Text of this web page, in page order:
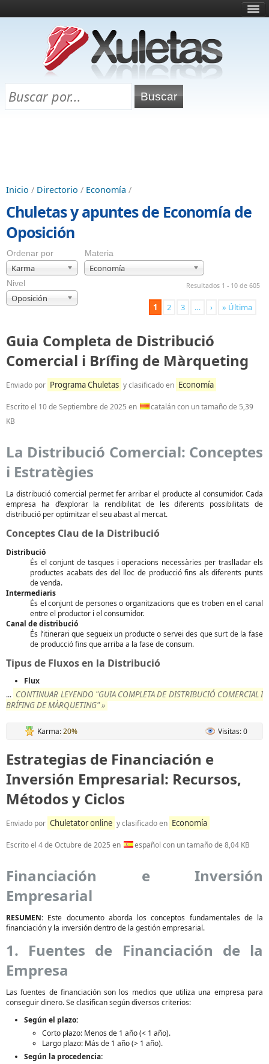
¿Qué es esto?
Directorio
Chuletas para exámenes
Inicio / Directorio / Economía /
Chuletas y apuntes de Economía de
Oposición
Ordenar por
Karma
Materia
Economía
Nivel
Oposición
Resultados 1 - 10 de 605
1 2 3 … › » Última
Guia Completa de Distribució
Comercial i Brífing de Màrqueting
Enviado por Programa Chuletas y clasificado en Economía
Escrito el 10 de Septiembre de 2025 en
catalán con un tamaño de 5,39
KB
La Distribució Comercial: Conceptes
i Estratègies
La distribució comercial permet fer arribar el producte al consumidor. Cada
empresa ha d’explorar la rendibilitat de les diferents possibilitats de
distribució per optimitzar el seu abast al mercat.
Conceptes Clau de la Distribució
Distribució
És el conjunt de tasques i operacions necessàries per traslladar els
productes acabats des del lloc de producció fins als diferents punts
de venda.
Intermediaris
És el conjunt de persones o organitzacions que es troben en el canal
entre el productor i el consumidor.
Canal de distribució
És l’itinerari que segueix un producte o servei des que surt de la fase
de producció fins que arriba a la fase de consum.
Tipus de Fluxos en la Distribució
Flux
... CONTINUAR LEYENDO "GUIA COMPLETA DE DISTRIBUCIÓ COMERCIAL I
BRÍFING DE MÀRQUETING" »
Karma:20% Visitas: 0
Estrategias de Financiación e
Inversión Empresarial: Recursos,
Métodos y Ciclos
Enviado por Chuletator online y clasificado en Economía
Escrito el 4 de Octubre de 2025 en español con un tamaño de 8,04 KB
Financiación e Inversión
Empresarial
RESUMEN: Este documento aborda los conceptos fundamentales de la
financiación y la inversión dentro de la gestión empresarial.
1. Fuentes de Financiación de la
Empresa
Las fuentes de financiación son los medios que utiliza una empresa para
conseguir dinero. Se clasifican según diversos criterios:
Según el plazo:
Corto plazo: Menos de 1 año (< 1 año).
Largo plazo: Más de 1 año (> 1 año).
Según la procedencia: